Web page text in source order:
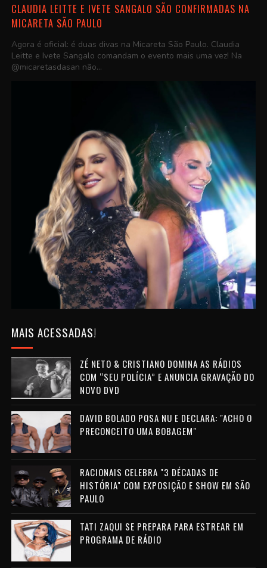
CLAUDIA LEITTE E IVETE SANGALO SÃO CONFIRMADAS NA
MICARETA SÃO PAULO
Agora é oficial: é duas divas na Micareta São Paulo. Claudia
Leitte e Ivete Sangalo comandam o evento mais uma vez! Na
@micaretasdasan não...
MAIS ACESSADAS!
ZÉ NETO & CRISTIANO DOMINA AS RÁDIOS
COM “SEU POLÍCIA” E ANUNCIA GRAVAÇÃO DO
NOVO DVD
DAVID BOLADO POSA NU E DECLARA: "ACHO O
PRECONCEITO UMA BOBAGEM"
RACIONAIS CELEBRA "3 DÉCADAS DE
HISTÓRIA" COM EXPOSIÇÃO E SHOW EM SÃO
PAULO
TATI ZAQUI SE PREPARA PARA ESTREAR EM
PROGRAMA DE RÁDIO